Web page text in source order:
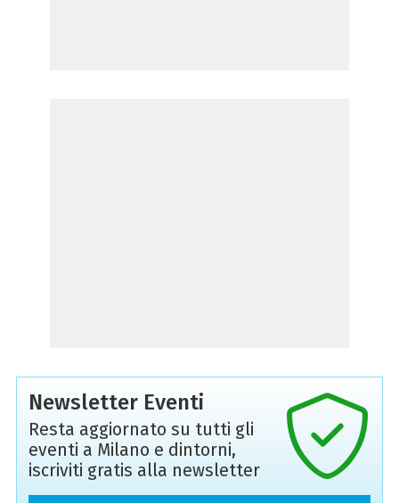
Newsletter Eventi
Resta aggiornato su tutti gli
eventi a Milano e dintorni,
iscriviti gratis alla newsletter